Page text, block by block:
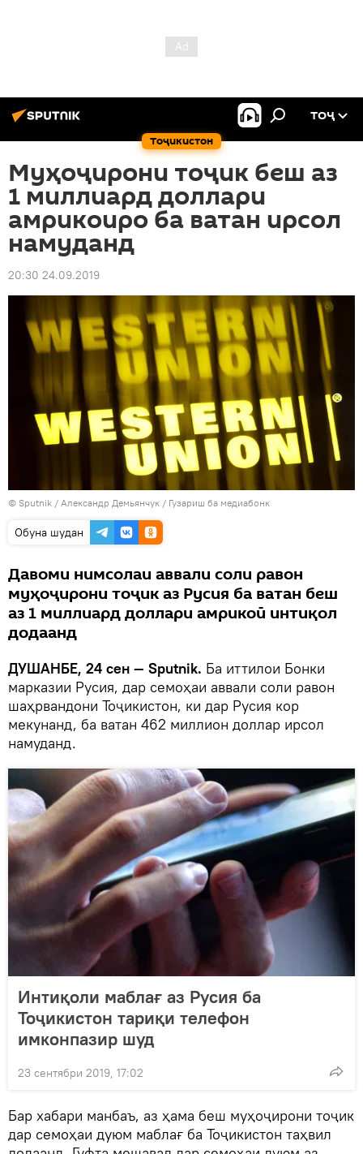
Тоҷикистон
ТОҶ
Муҳоҷирони тоҷик беш аз
1 миллиард доллари
амрикоиро ба ватан ирсол
намуданд
20:30 24.09.2019
© Sputnik / Александр Демьянчук / Гузариш ба медиабонк
Обуна шудан
Давоми нимсолаи аввали соли равон
муҳоҷирони тоҷик аз Русия ба ватан беш
аз 1 миллиард доллари амрикоӣ интиқол
додаанд
ДУШАНБЕ, 24 сен — Sputnik. Ба иттилои Бонки
марказии Русия, дар семоҳаи аввали соли равон
шаҳрвандони Тоҷикистон, ки дар Русия кор
мекунанд, ба ватан 462 миллион доллар ирсол
намуданд.
Интиқоли маблағ аз Русия ба
Тоҷикистон тариқи телефон
имконпазир шуд
23 сентябри 2019, 17:02
Бар хабари манбаъ, аз ҳама беш муҳоҷирони тоҷик
дар семоҳаи дуюм маблағ ба Тоҷикистон таҳвил